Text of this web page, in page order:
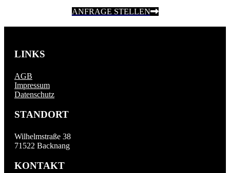
ANFRAGE STELLEN
LINKS
AGB
Impressum
Datenschutz
STANDORT
Wilhelmstraße 38
71522 Backnang
KONTAKT